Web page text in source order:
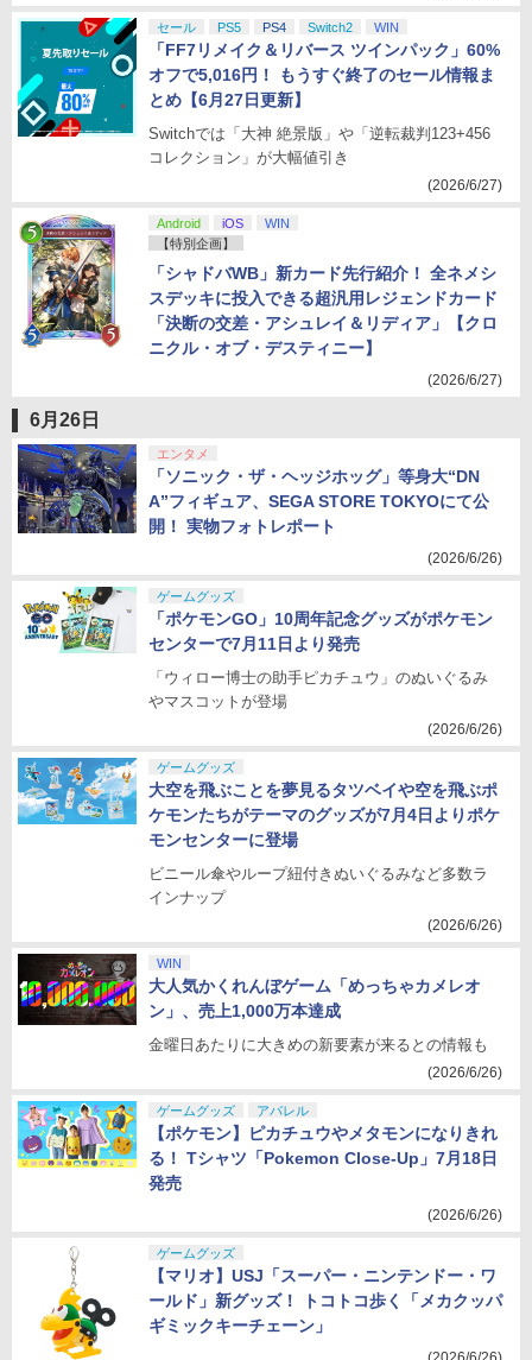
セール PS5 PS4 Switch2 WIN
「FF7リメイク＆リバース ツインパック」60%
オフで5,016円！ もうすぐ終了のセール情報ま
とめ【6月27日更新】
Switchでは「大神 絶景版」や「逆転裁判123+456
コレクション」が大幅値引き
(2026/6/27)
Android iOS
WIN
【特別企画】
「シャドバWB」新カード先行紹介！ 全ネメシ
スデッキに投入できる超汎用レジェンドカード
「決断の交差・アシュレイ＆リディア」【クロ
ニクル・オブ・デスティニー】
(2026/6/27)
6月26日
エンタメ
「ソニック・ザ・ヘッジホッグ」等身大“DN
A”フィギュア、SEGA STORE TOKYOにて公
開！ 実物フォトレポート
(2026/6/26)
ゲームグッズ
「ポケモンGO」10周年記念グッズがポケモン
センターで7月11日より発売
「ウィロー博士の助手ピカチュウ」のぬいぐるみ
やマスコットが登場
(2026/6/26)
ゲームグッズ
大空を飛ぶことを夢見るタツベイや空を飛ぶポ
ケモンたちがテーマのグッズが7月4日よりポケ
モンセンターに登場
ビニール傘やループ紐付きぬいぐるみなど多数ラ
インナップ
(2026/6/26)
WIN
大人気かくれんぼゲーム「めっちゃカメレオ
ン」、売上1,000万本達成
金曜日あたりに大きめの新要素が来るとの情報も
(2026/6/26)
ゲームグッズ アパレル
【ポケモン】ピカチュウやメタモンになりきれ
る！ Tシャツ「Pokemon Close-Up」7月18日
発売
(2026/6/26)
ゲームグッズ
【マリオ】USJ「スーパー・ニンテンドー・ワ
ールド」新グッズ！ トコトコ歩く「メカクッパ
ギミックキーチェーン」